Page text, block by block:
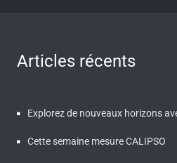
Articles récents
Explorez de nouveaux horizons
Cette semaine mesure CALIPSO